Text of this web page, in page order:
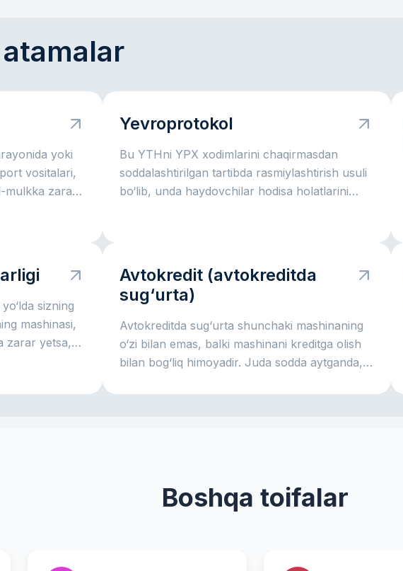
yoki
vositalari,
mulkka zarar
Yevroprotokol
Bu YTHni YPX xodimlarini chaqirmasdan
soddalashtirilgan tartibda rasmiylashtirish usuli
bo‘lib, unda haydovchilar hodisa holatlarini
sizning
mashinasi,
zarar yetsa,
ishlaydigan
Avtokredit (avtokreditda
sug‘urta)
Avtokreditda sug‘urta shunchaki mashinaning
o‘zi bilan emas, balki mashinani kreditga olish
bilan bog‘liq himoyadir. Juda sodda aytganda,
kamaytirishga yordam beradi.
Boshqa toifalar